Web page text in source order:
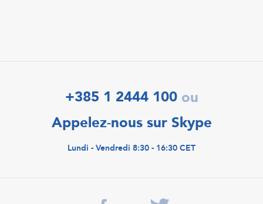
+385 1 2444 100 ou
Appelez-nous sur Skype
Lundi - Vendredi 8:30 - 16:30 CET